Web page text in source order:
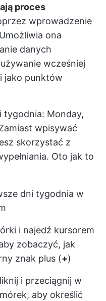
proces
wprowadzenie
ona
danych
wcześniej
jako punktów
tygodnia: Monday,
wpisywać
skorzystać z
Oto jak to
dni tygodnia w
i najedź kursorem
zobaczyć, jak
znak plus (+)
i przeciągnij w
aby określić